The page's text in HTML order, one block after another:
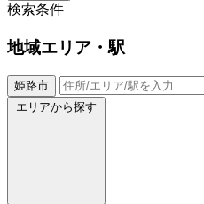
検索条件
地域エリア・駅
姫路市
エリアから探す